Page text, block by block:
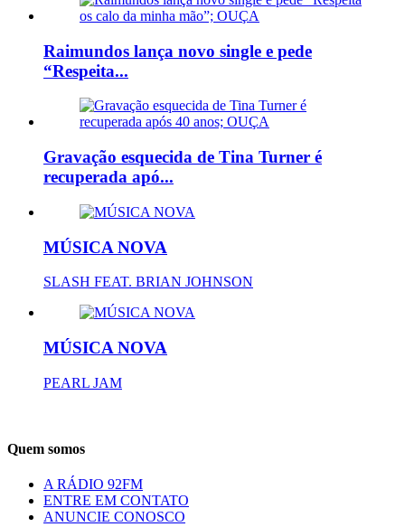
Raimundos lança novo single e pede
“Respeita...
Gravação esquecida de Tina Turner é
recuperada apó...
MÚSICA NOVA
SLASH FEAT. BRIAN JOHNSON
MÚSICA NOVA
PEARL JAM
Quem somos
A RÁDIO 92FM
ENTRE EM CONTATO
ANUNCIE CONOSCO